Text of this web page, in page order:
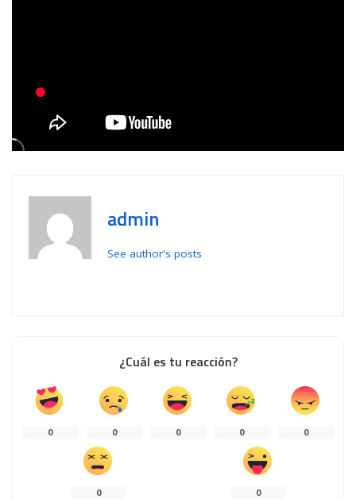
admin
See author's posts
¿Cuál es tu reacción?
0 0 0 0 0
0 0